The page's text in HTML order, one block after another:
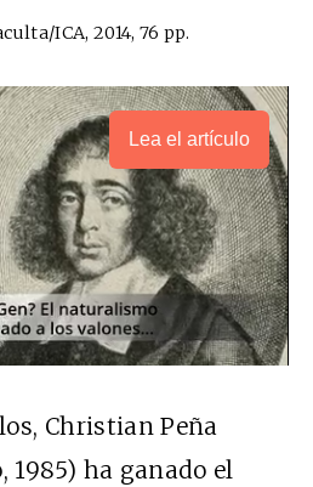
ICA, 2014, 76 pp.
Lea el artículo
Christian Peña
1985) ha ganado el